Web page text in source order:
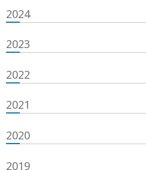
2024
2023
2022
2021
2020
2019